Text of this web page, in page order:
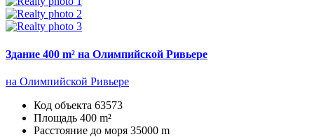
Здание 400 m² на Олимпийской Ривьере
на Олимпийской Ривьере
Код объекта 63573
Площадь 400 m²
Расстояние до моря 35000 m